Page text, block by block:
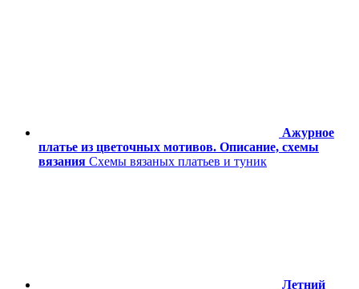
Ажурное
платье из цветочных мотивов. Описание, схемы
вязания Схемы вязаных платьев и туник
Летний